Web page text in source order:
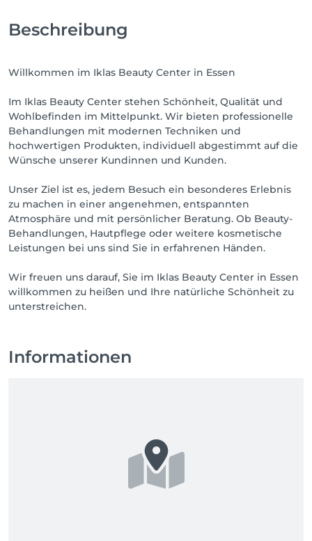
Beschreibung
Willkommen im Iklas Beauty Center in Essen
Im Iklas Beauty Center stehen Schönheit, Qualität und
Wohlbefinden im Mittelpunkt. Wir bieten professionelle
Behandlungen mit modernen Techniken und
hochwertigen Produkten, individuell abgestimmt auf die
Wünsche unserer Kundinnen und Kunden.
Unser Ziel ist es, jedem Besuch ein besonderes Erlebnis
zu machen in einer angenehmen, entspannten
Atmosphäre und mit persönlicher Beratung. Ob Beauty-
Behandlungen, Hautpflege oder weitere kosmetische
Leistungen bei uns sind Sie in erfahrenen Händen.
Wir freuen uns darauf, Sie im Iklas Beauty Center in Essen
willkommen zu heißen und Ihre natürliche Schönheit zu
unterstreichen.
Informationen